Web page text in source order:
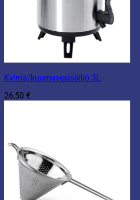
Kylmä/kuumavesisäiliö 3L
26,50 €